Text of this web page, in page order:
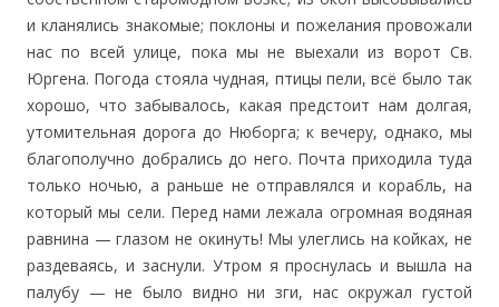
и кланялись знакомые; поклоны и пожелания провожали
нас по всей улице, пока мы не выехали из ворот Св.
Юргена. Погода стояла чудная, птицы пели, всё было так
хорошо, что забывалось, какая предстоит нам долгая,
утомительная дорога до Нюборга; к вечеру, однако, мы
благополучно добрались до него. Почта приходила туда
только ночью, а раньше не отправлялся и корабль, на
который мы сели. Перед нами лежала огромная водяная
равнина — глазом не окинуть! Мы улеглись на койках, не
раздеваясь, и заснули. Утром я проснулась и вышла на
палубу — не было видно ни зги, нас окружал густой